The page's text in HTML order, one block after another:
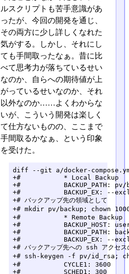
ルスクリプトも苦手意識があ
ったが、今回の開発を通じ、
その両方に少し詳しくなれた
気がする。しかし、それにし
ても手間取ったなぁ。昔に比
べて思考力が落ちているせい
なのか、自らへの期待値が上
がっているせいなのか、それ
以外なのか……よくわからな
いが、こういう開発は楽しく
て仕方ないものの、ここまで
手間取るかなぁ、という印象
を受けた。
diff --git a/docker-
+#           * Local Backup
+#           BACKUP_PATH: pv/
+#           BACKUP_EX: --
+# バックアップ先の領域として
+# mkdir pv/backup; chown
+#           * Remote Backup
+#           BACKUP_HOST:
+#           BACKUP_PATH:
+#           BACKUP_EX: --
+# バックアップ先への ssh アクセス
+# ssh-keygen -f pv/id_rsa;
+#           CYCLE1: 3600
+#           SCHED1: 300